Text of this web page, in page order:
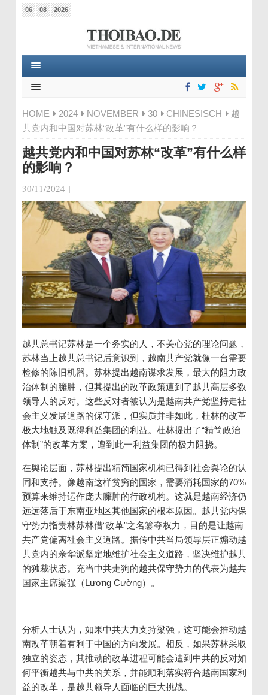
06 08 2026
HOME 2024 NOVEMBER 30 CHINESISCH
越
共党内和中国对苏林“改革”有什么样的影响？
越共党内和中国对苏林“改革”有什么样
的影响？
30/11/2024 |
越共总书记苏林是一个务实的人，不关心党的理论问题，
苏林当上越共总书记后意识到，越南共产党就像一台需要
检修的陈旧机器。苏林提出越南谋求发展，最大的阻力政
治体制的臃肿，但其提出的改革政策遭到了越共高层多数
领导人的反对。这些反对者被认为是越南共产党坚持走社
会主义发展道路的保守派，但实质并非如此，杜林的改革
极大地触及既得利益集团的利益。杜林提出了“精简政治
体制”的改革方案，遭到此一利益集团的极力阻挠。
在舆论层面，苏林提出精简国家机构已得到社会舆论的认
同和支持。像越南这样贫穷的国家，需要消耗国家的70%
预算来维持运作庞大臃肿的行政机构。这就是越南经济仍
远远落后于东南亚地区其他国家的根本原因。越共党内保
守势力指责林苏林借“改革”之名篡夺权力，目的是让越南
共产党偏离社会主义道路。据传中共当局领导层正煽动越
共党内的亲华派坚定地维护社会主义道路，坚决维护越共
的独裁状态。充当中共走狗的越共保守势力的代表为越共
国家主席梁强（Lương Cường）。
分析人士认为，如果中共大力支持梁强，这可能会推动越
南改革朝着有利于中国的方向发展。相反，如果苏林采取
独立的姿态，其推动的改革进程可能会遭到中共的反对如
何平衡越共与中共的关系，并能顺利落实符合越南国家利
益的改革，是越共领导人面临的巨大挑战。